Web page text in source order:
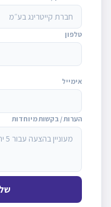
טלפון
אימייל
הערות / בקשות מיוחדות